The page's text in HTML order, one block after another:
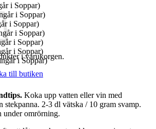
i varukorgen.
till butiken
i Soppar)
i Soppar)
i Soppar)
i Soppar)
i Soppar)
i Soppar)
i Soppar)
Koka upp vatten eller vin med
stekpanna. 2-3 dl vätska / 10 gram svamp.
under omrörning.